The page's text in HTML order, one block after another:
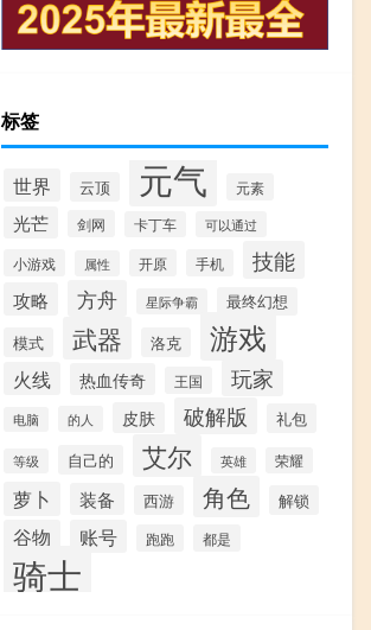
标签
世界 云顶 元气 元素
光芒 剑网 卡丁车 可以通过
小游戏 属性 开原 手机 技能
攻略 方舟 星际争霸 最终幻想
模式 武器 洛克 游戏
火线 热血传奇 王国 玩家
电脑 的人 皮肤 破解版 礼包
等级 自己的 艾尔 英雄 荣耀
萝卜 装备 西游 角色 解锁
谷物 账号 跑跑 都是
骑士